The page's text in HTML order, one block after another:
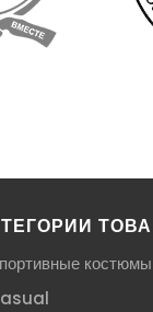
костюмы